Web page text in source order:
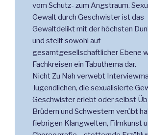
vom Schutz- zum Angstraum.
Gewalt durch Geschwister ist das
Gewaltdelikt mit der höchsten
und stellt sowohl auf
gesamtgesellschaftlicher Ebene
Fachkreisen ein Tabuthema dar.
Nicht Zu Nah verwebt
Jugendlichen, die sexualisierte
Geschwister erlebt oder selbst
Brüdern und Schwestern verübt
fiebrigen Klangwelten, Filmkunst